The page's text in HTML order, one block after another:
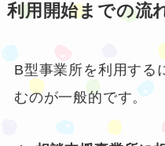
利用開始までの流
B型事業所を利用する
むのが一般的です。